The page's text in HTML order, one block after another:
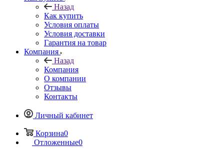
Назад
Как купить
Условия оплаты
Условия доставки
Гарантия на товар
Компания
Назад
Компания
О компании
Отзывы
Контакты
Личный кабинет
Корзина0
Отложенные0